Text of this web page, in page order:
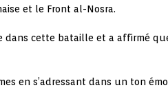
et le Front al-Nosra.
cette bataille et a affirmé
en s’adressant dans un ton